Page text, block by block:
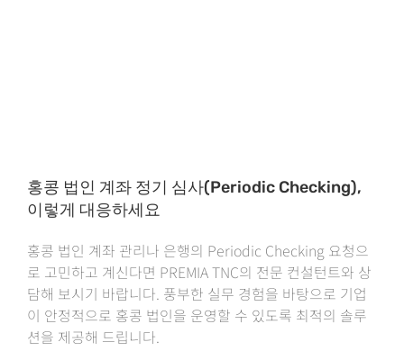
홍콩 법인 계좌 정기 심사(Periodic Checking),
이렇게 대응하세요
홍콩 법인 계좌 관리나 은행의 Periodic Checking 요청으
로 고민하고 계신다면 PREMIA TNC의 전문 컨설턴트와 상
담해 보시기 바랍니다. 풍부한 실무 경험을 바탕으로 기업
이 안정적으로 홍콩 법인을 운영할 수 있도록 최적의 솔루
션을 제공해 드립니다.